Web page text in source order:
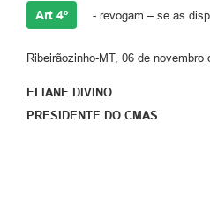
Art 4º - revogam – se as
Ribeirãozinho-MT, 06 de novembro
ELIANE DIVINO
PRESIDENTE DO CMAS